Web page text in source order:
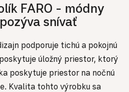
FARO - módny
snívať
podporuje tichú a pokojnú
úložný priestor, ktorý
poskytuje priestor na nočnú
Kvalita tohto výrobku sa